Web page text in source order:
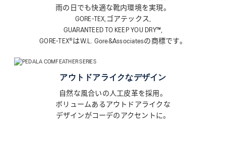
雨の日でも快適な靴内環境を実現。
GORE-TEX,ゴアテックス,
GUARANTEED TO KEEP YOU DRY™,
GORE-TEX®はW.L. Gore&Associatesの商標です。
アウトドアライクなデザイン
自然な風合いの人工皮革を採用。
ボリュームあるアウトドアライクな
デザインがコーデのアクセントに。